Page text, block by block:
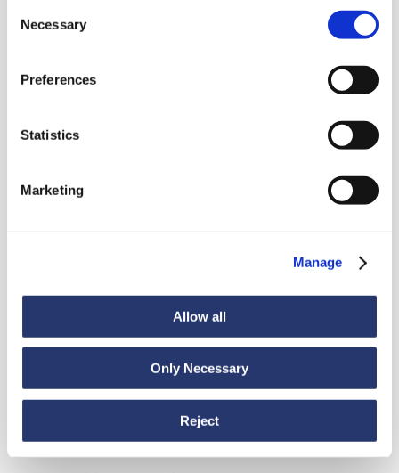
Selection
Necessary
Preferences
Statistics
Marketing
Manage
Allow all
Only Necessary
Reject
Aktualnosci
98 ton stali z Włoch do Indii